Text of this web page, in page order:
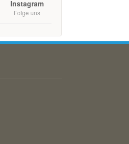
Instagram
Folge uns